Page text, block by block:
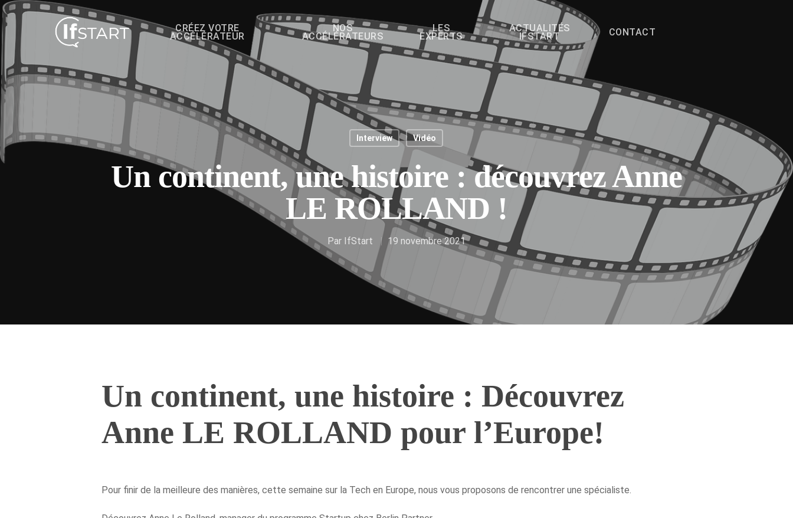
Hit enter to search or ESC to close
CRÉEZ VOTRE
ACCÉLÉRATEUR
NOS
ACCÉLÉRATEURS
LES
EXPERTS
ACTUALITÉS
IFSTART CONTACT
Interview Vidéo
Un continent, une histoire : découvrez Anne
LE ROLLAND !
Par IfStart 19 novembre 2021
Un continent, une histoire : Découvrez
Anne LE ROLLAND pour l’Europe!
Pour finir de la meilleure des manières, cette semaine sur la Tech en Europe, nous vous proposons de rencontrer une spécialiste.